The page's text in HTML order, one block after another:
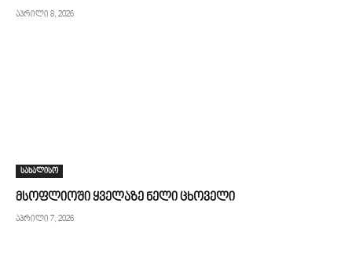
აპრილი 8, 2026
სახალისო
მსოფლიოში ყველაზე ნელი ცხოველი
აპრილი 7, 2026